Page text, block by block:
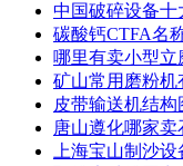
中国破碎设备十
碳酸钙CTFA名
哪里有卖小型立
矿山常用磨粉机
皮带输送机结构
唐山遵化哪家卖
上海宝山制沙